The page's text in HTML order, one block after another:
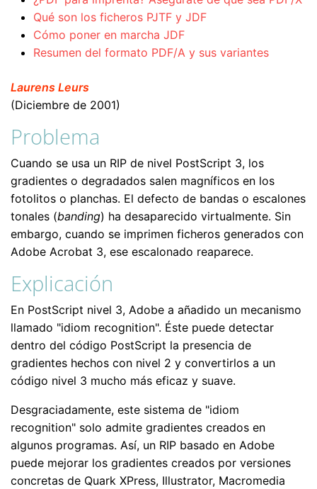
Qué son los ficheros PJTF y JDF
Cómo poner en marcha JDF
Resumen del formato PDF/A y sus variantes
Laurens Leurs
(Diciembre de 2001)
Problema
Cuando se usa un RIP de nivel PostScript 3, los
gradientes o degradados salen magníficos en los
fotolitos o planchas. El defecto de bandas o escalones
tonales (banding) ha desaparecido virtualmente. Sin
embargo, cuando se imprimen ficheros generados con
Adobe Acrobat 3, ese escalonado reaparece.
Explicación
En PostScript nivel 3, Adobe a añadido un mecanismo
llamado "idiom recognition". Éste puede detectar
dentro del código PostScript la presencia de
gradientes hechos con nivel 2 y convertirlos a un
código nivel 3 mucho más eficaz y suave.
Desgraciadamente, este sistema de "idiom
recognition" solo admite gradientes creados en
algunos programas. Así, un RIP basado en Adobe
puede mejorar los gradientes creados por versiones
concretas de Quark XPress, Illustrator, Macromedia